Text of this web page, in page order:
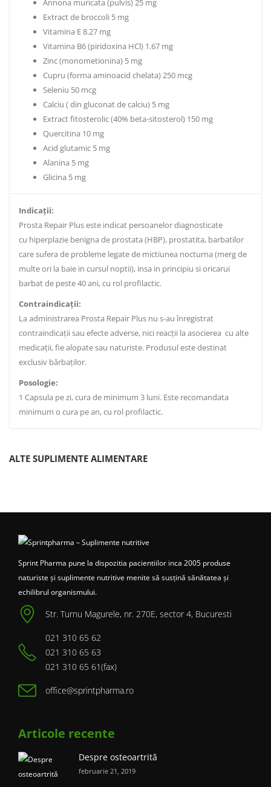
Annona muricata (pulvis) 25 mg
Extract de broccoli 5 mg
Vitamina E 8.27 mg
Vitamina B6 (piridoxina HCl) 1.67 mg
Zinc (monometionina) 5 mg
Cupru (forma aminoacid chelata) 250 mcg
Seleniu 50 mcg
Calciu ( din gluconat de calciu) 5 mg
Extract fitosterolic (40% beta-sitosterol) 150 mg
Quercitina 10 mg
Acid glutamic 5 mg
Alanina 5 mg
Glicina 5 mg
Indicaţii:
Prosta Repair Plus este indicat persoanelor diagnosticate
cu hiperplazie benigna de prostata (HBP), prostatita, barbatilor
care sufera de probleme legate de mictiunea nocturna (merg de
multe ori la baie in cursul noptii), insa in principiu si oricarui
barbat de peste 40 ani, cu rol profilactic.
Contraindicaţii:
La administrarea Prosta Repair Plus nu s-au înregistrat
contraindicaţii sau efecte adverse, nici reacţii la asocierea cu alte
medicaţii, fie alopate sau naturiste. Produsul este destinat
exclusiv bărbaţilor.
Posologie:
1 Capsula pe zi, cura de minimum 3 luni. Este recomandata
minimum o cura pe an, cu rol profilactic.
ALTE SUPLIMENTE ALIMENTARE
Sprint Pharma pune la dispozitia pacientiilor inca 2005 produse
naturiste și suplimente nutritive menite să susțină sănătatea și
echilibrul organismului.
Str. Turnu Magurele, nr. 270E, sector 4, Bucuresti
021 310 65 62
021 310 65 63
021 310 65 61(fax)
office@sprintpharma.ro
Articole recente
Despre osteoartrită
februarie 21, 2019